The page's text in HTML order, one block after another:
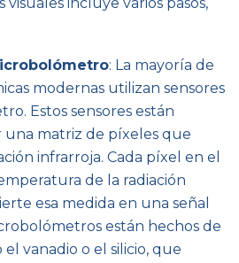
: La mayoría de
modernas utilizan sensores
Estos sensores están
una matriz de píxeles que
infrarroja. Cada píxel en el
de la radiación
esa medida en una señal
están hechos de
vanadio o el silicio, que